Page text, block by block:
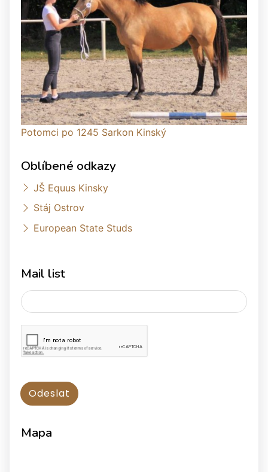
Potomci po 1245 Sarkon Kinský
Oblíbené odkazy
JŠ Equus Kinsky
Stáj Ostrov
European State Studs
Mail list
Mapa